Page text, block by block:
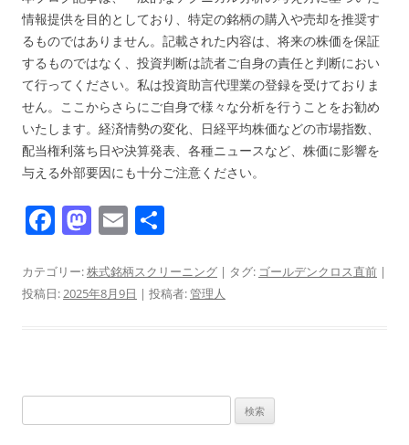
情報提供を目的としており、特定の銘柄の購入や売却を推奨す
るものではありません。記載された内容は、将来の株価を保証
するものではなく、投資判断は読者ご自身の責任と判断におい
て行ってください。私は投資助言代理業の登録を受けておりま
せん。ここからさらにご自身で様々な分析を行うことをお勧め
いたします。経済情勢の変化、日経平均株価などの市場指数、
配当権利落ち日や決算発表、各種ニュースなど、株価に影響を
与える外部要因にも十分ご注意ください。
F
c
e
o
k
M
st
o
n
E
ai
l
カテゴリー:株式銘柄スクリーニング | タグ: ゴールデンクロス直前 |
投稿日:2025年8月9日 | 投稿者:管理人
索: